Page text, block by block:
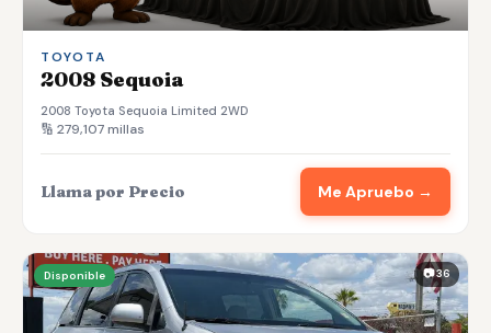
TOYOTA
2008 Sequoia
2008 Toyota Sequoia Limited 2WD
🔢 279,107 millas
Llama por Precio Me Apruebo →
Disponible 📷 36